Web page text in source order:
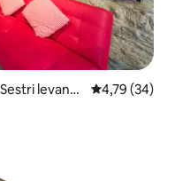
levante
Średnia
4,79 (34)